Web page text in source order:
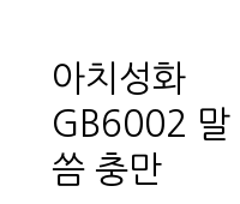
아치성화
GB6002 말
씀 충만